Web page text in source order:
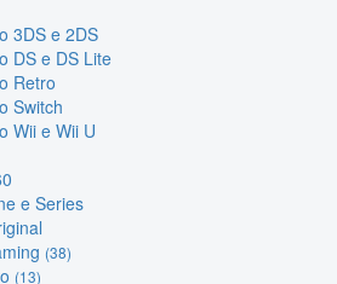
3DS e 2DS
DS e DS Lite
Retro
Switch
Wii e Wii U
e Series
(38)
(13)